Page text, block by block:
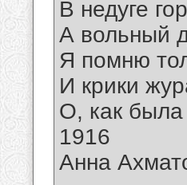
В недуге
А вольный
Я помню
И крики
О, как была
1916
Анна